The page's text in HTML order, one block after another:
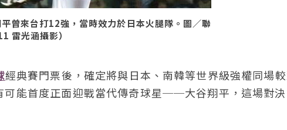
曾來台打12強，當時效力於日本火腿隊。圖／聯
雷光涵攝影）
經典賽門票後，確定將與日本、南韓等世界級強權同場
可能首度正面迎戰當代傳奇球星──大谷翔平，這場對